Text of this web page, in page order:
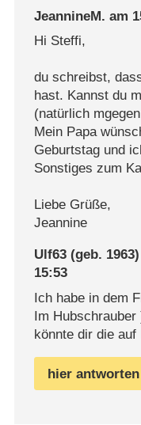
JeannineM. am
Hi Steffi,
du schreibst,
hast. Kannst du
(natürlich
Mein Papa
Geburtstag und
Sonstiges zum
Liebe Grüße,
Jeannine
Ulf63 (geb.
15:53
Ich habe in dem
Im
könnte dir die auf
hier antworten